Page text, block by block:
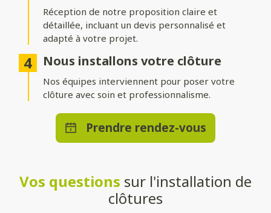
Pleinement occultantes: pour garantir une intimité
maximale.
Ajourées
: pour laisser passer la lumière tout en délimitant
votre espace.
Brise-vue ou brise-vent: pour allier confort et esthétisme.
Une pose adaptée à votre terrain
Que vous souhaitiez une clôture posée directement au sol ou
Un large choix de teintes et de
Réception de notre proposition claire et
détaillée, incluant un devis personnalisé et
adapté à votre projet.
Nous installons votre clôture
Nos équipes interviennent pour poser votre
clôture avec soin et professionnalisme.
Prendre rendez-vous
Vos questions sur l'installation de
clôtures